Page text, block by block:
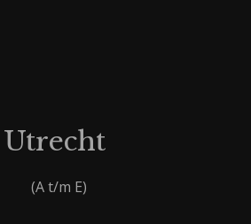
Utrecht
(A t/m E)